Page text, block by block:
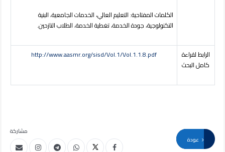
الكلمات المفتاحية: التعليم العالي، الخدمات الجامعية، البنية
التكنولوجية، جودة الخدمة، تغطية الخدمة، الطلاب النازحين.
الرابط لقراءة
كامل البحث
http://www.aasmr.org/sisd/Vol.1/Vol.1.1.8.pdf
مشاركة